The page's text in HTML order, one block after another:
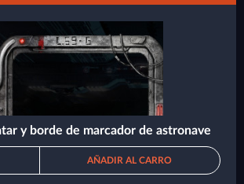
y borde de marcador de astronave
AÑADIR AL CARRO